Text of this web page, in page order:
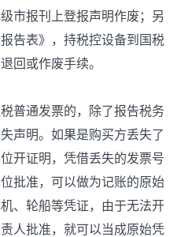
市报刊上登报声明作废；另
告表》，持税控设备到国税
回或作废手续。
普通发票的，除了报告税务
声明。如果是购买方丢失了
开证明，凭借丢失的发票号
批准，可以做为记账的原始
、轮船等凭证，由于无法开
人批准，就可以当成原始凭